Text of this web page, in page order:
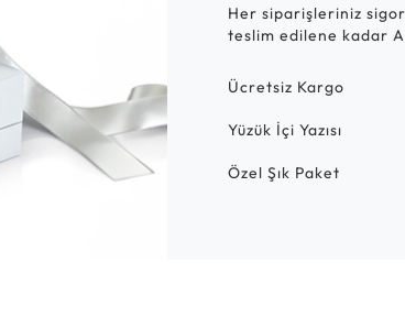
Her siparişleriniz
teslim edilene kadar
Ücretsiz Kargo
Yüzük İçi Yazısı
Özel Şık Paket